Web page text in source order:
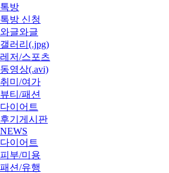
톡방
톡방 신청
와글와글
갤러리(.jpg)
레저/스포츠
동영상(.avi)
취미/여가
뷰티/패션
다이어트
후기게시판
NEWS
다이어트
피부/미용
패션/유행